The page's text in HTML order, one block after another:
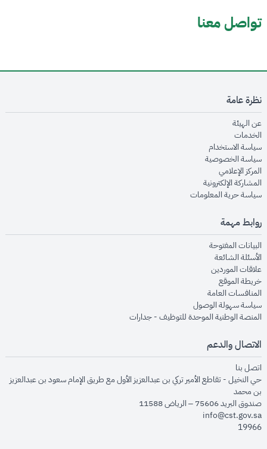
تواصل معنا
نظرة عامة
عن الهيئةopens in new window
الخدماتopens in new window
سياسة الاستخدامopens in new window
سياسة الخصوصيةopens in new window
المركز الإعلاميopens in new window
المشاركة الإلكترونيةopens in new window
سياسة حرية المعلوماتopens in new window
روابط مهمة
البيانات المفتوحةopens in new window
الأسئلة الشائعةopens in new window
علاقات الموردينopens in new window
خريطة الموقعopens in new window
المنافسات العامةopens in new window
سياسة سهولة الوصولopens in new window
المنصة الوطنية الموحدة للتوظيف - جداراتopens in new window
الاتصال والدعم
اتصل بنا
حي النخيل - تقاطع الأمير تركي بن عبدالعزيز الأول مع طريق الإمام سعود بن عبدالعزيز
بن محمد
صندوق البريد 75606 – الرياض 11588
info@cst.gov.sa
19966